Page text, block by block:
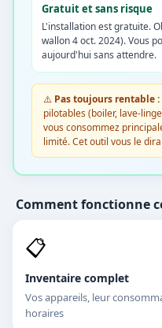
Gratuit et sans risque
L'installation est gratuite.
wallon 4 oct. 2024). Vous
aujourd'hui sans attendre.
⚠️ Pas toujours rentable :
pilotables (boiler, lave-
vous consommez
limité. Cet outil vous le
Comment fonctionne
📋
Inventaire complet
Vos appareils, leur
horaires